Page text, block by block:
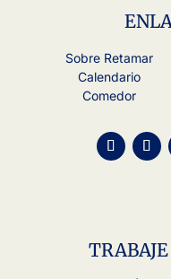
Sobre Retamar
Calendario
Comedor